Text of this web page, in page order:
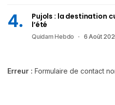
Pujols : la destination
l’été
Quidam Hebdo 6 Août
Erreur : Formulaire de contact